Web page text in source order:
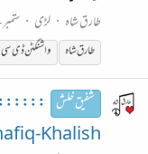
طارق شاہ
لڑی ستمبر 24، 2019
طارق شاہ
واشنگٹن ڈی سی
شفیق خلش
Khalish